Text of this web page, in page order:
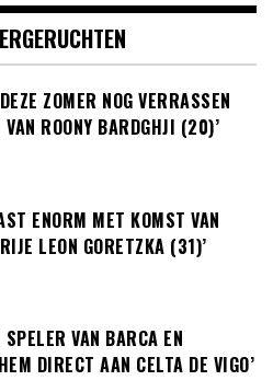
ZOMER NOG VERRASSEN
ROONY BARDGHJI (20)’
ENORM MET KOMST VAN
LEON GORETZKA (31)’
VAN BARCA EN
DIRECT AAN CELTA DE VIGO’